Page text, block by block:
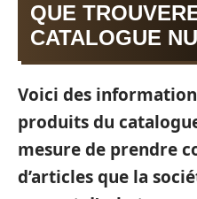
QUE
CATALOGUE
Voici des
produits du
mesure de prendre
d’articles que la